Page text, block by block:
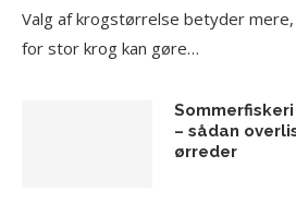
Valg af krogstørrelse betyder
for stor krog kan gøre…
– sådan
ørreder